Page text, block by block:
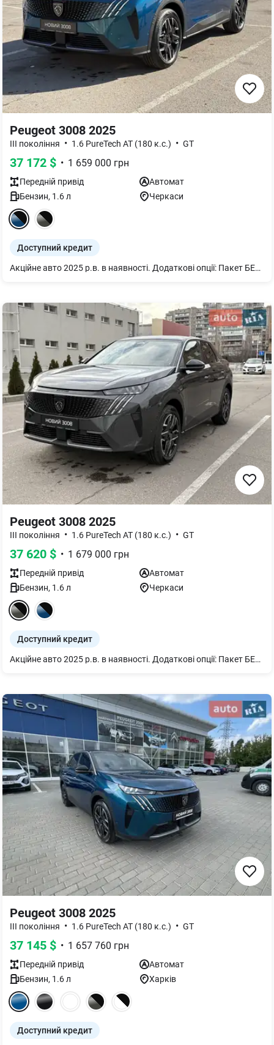
Peugeot 3008 2025
III покоління • 1.6 PureTech AT (180 к.с.) • GT
37 172 $ • 1 659 000 грн
Передній привід
Автомат
Бензин, 1.6л Черкаси
Доступний кредит
Акційне авто 2025 р.в. в наявності. Додаткові опції: Пакет БЕЗПЕКА GT ПЛЮС: Система допомоги при зміні смуги руху Lane change assist - long range (ZVM9) Система попередження про поперечний рух позаду Rear Cross Traffic Alert Асистент утримання обраної позиції в смузі руху Lane Positioning Assist Сигналізація (AB13) Бездротова зарядка, 15 Вт (E301) Камера 360° (4 камери) (IG36) Зовнішні дзеркала заднього виду з функцією автоскладання, LED-підсвіткою і налаштуванням позиції при реверсі (HU24)
Peugeot 3008 2025
III покоління • 1.6 PureTech AT (180 к.с.) • GT
37 620 $ • 1 679 000 грн
Передній привід
Автомат
Бензин, 1.6л Черкаси
Доступний кредит
Акційне авто 2025 р.в. в наявності. Додаткові опції: Пакет БЕЗПЕКА GT ПЛЮС: Система допомоги при зміні смуги руху Lane change assist - long range (ZVM9) Система попередження про поперечний рух позаду Rear Cross Traffic Alert Асистент утримання обраної позиції в смузі руху Lane Positioning Assist Сигналізація (AB13) Бездротова зарядка, 15 Вт (E301) Камера 360° (4 камери) (IG36) Зовнішні дзеркала заднього виду з функцією автоскладання, LED-підсвіткою і налаштуванням позиції при реверсі (HU24) Колір металік платиновий
Peugeot 3008 2025
III покоління • 1.6 PureTech AT (180 к.с.) • GT
37 145 $ • 1 657 760 грн
Передній привід
Автомат
Бензин, 1.6л Харків
Доступний кредит